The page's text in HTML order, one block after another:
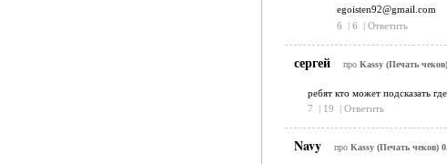
egoisten92@gmail.com
6
| 6 | Ответить
сергей про Kassy (Печать
ребят кто может подсказать
7
| 19 | Ответить
Navy про Kassy (Печать чеков)